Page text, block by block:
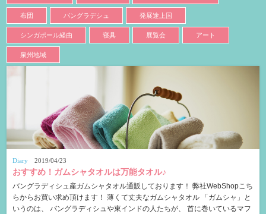
布団 バングラデシュ 発展途上国
シンガポール経由 寝具 展覧会 アート
泉州地域
Diary 2019/04/23
おすすめ！ガムシャタオルは万能タオル♪
バングラディシュ産ガムシャタオル通販しております！ 弊社WebShopこち
らからお買い求め頂けます！ 薄くて丈夫なガムシャタオル 「ガムシャ」と
いうのは、 バングラディシュや東インドの人たちが、 首に巻いているマフ